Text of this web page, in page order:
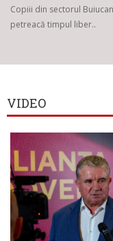
Copiii din sectorul
petreacă timpul liber..
VIDEO